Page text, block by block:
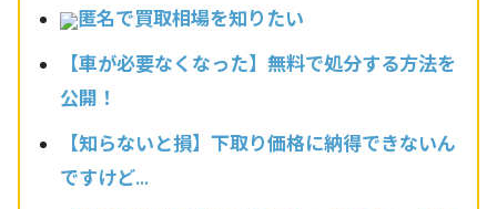
匿名で買取相場を知りたい
【車が必要なくなった】無料で処分する方法を
公開！
【知らないと損】下取り価格に納得できないん
ですけど...